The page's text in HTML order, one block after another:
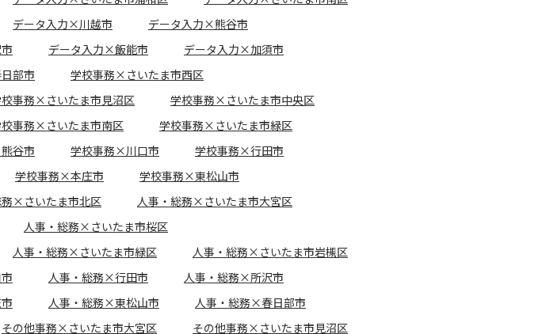
データ入力×川越市
データ入力×熊谷市
データ入力×飯能市
データ入力×加須市
部市
学校事務×さいたま市西区
事務×さいたま市見沼区
学校事務×さいたま市中央区
事務×さいたま市南区
学校事務×さいたま市緑区
谷市 学校事務×川口市
学校事務×行田市
学校事務×本庄市
学校事務×東松山市
×さいたま市北区
人事・総務×さいたま市大宮区
人事・総務×さいたま市桜区
人事・総務×さいたま市緑区
人事・総務×さいたま市岩槻区
人事・総務×行田市
人事・総務×所沢市
人事・総務×東松山市
人事・総務×春日部市
その他事務×さいたま市大宮区
その他事務×さいたま市見沼区